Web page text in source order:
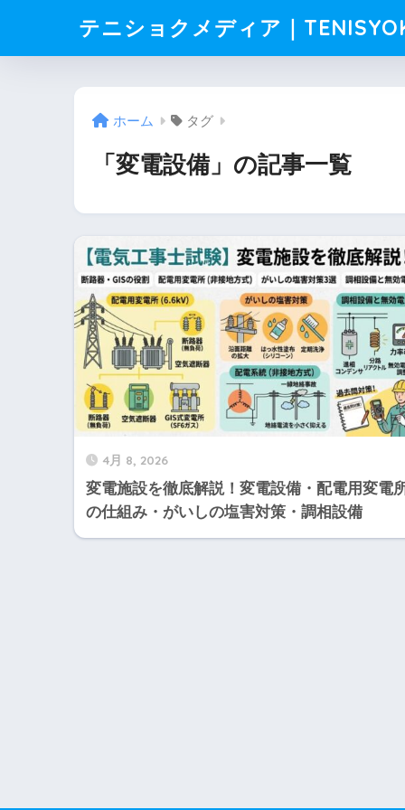
テニショクメディア｜
ホーム タグ
「変電設備」の記事一覧
4月 8, 2026
変電施設を徹底解説！変電設備・配電用変電
の仕組み・がいしの塩害対策・調相設備